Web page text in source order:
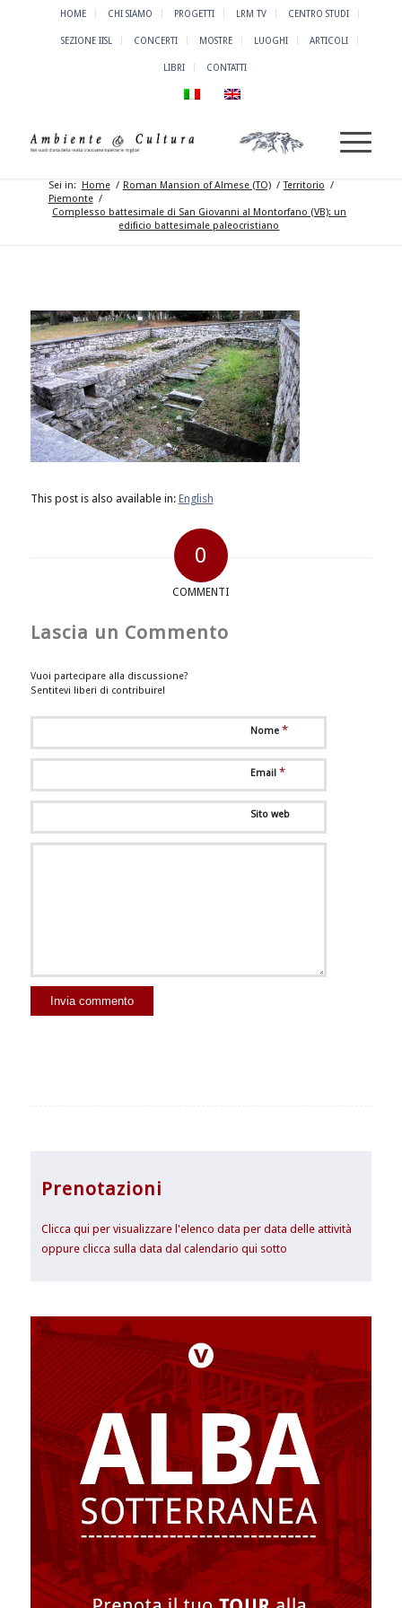
HOME CHI SIAMO PROGETTI LRM TV CENTRO STUDI
SEZIONE IISL CONCERTI MOSTRE LUOGHI ARTICOLI
LIBRI CONTATTI
Sei in: Home / Roman Mansion of Almese (TO) / Territorio /
Piemonte /
Complesso battesimale di San Giovanni al Montorfano (VB): un
edificio battesimale paleocristiano
This post is also available in: English
0
COMMENTI
Lascia un Commento
Vuoi partecipare alla discussione?
Sentitevi liberi di contribuire!
Nome *
Email *
Sito web
Prenotazioni
Clicca qui per visualizzare l'elenco data per data delle attività
oppure clicca sulla data dal calendario qui sotto